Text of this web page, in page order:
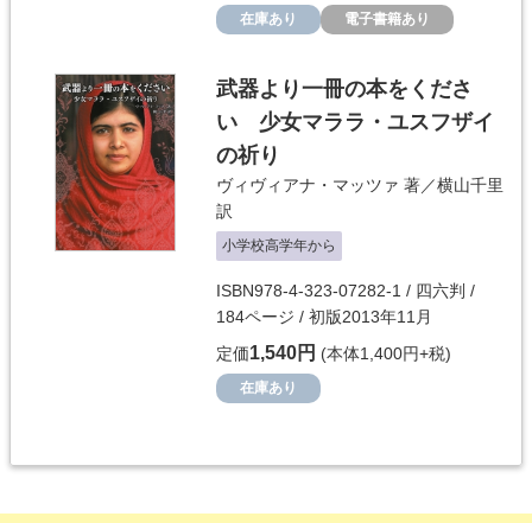
在庫あり 電子書籍あり
武器より一冊の本をくださ
い 少女マララ・ユスフザイ
の祈り
ヴィヴィアナ・マッツァ 著／横山千里
訳
小学校高学年から
ISBN978-4-323-07282-1 / 四六判 /
184ページ / 初版2013年11月
定価1,540円 (本体1,400円+税)
在庫あり